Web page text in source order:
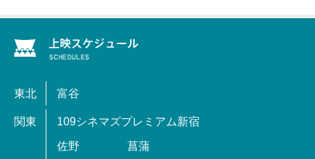
東北 富谷
関東 109シネマズプレミアム新宿
佐野 菖蒲